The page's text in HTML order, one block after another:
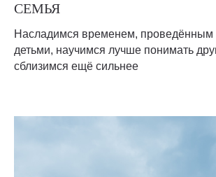
СЕМЬЯ
Насладимся временем, проведённым
детьми, научимся лучше понимать
сблизимся ещё сильнее